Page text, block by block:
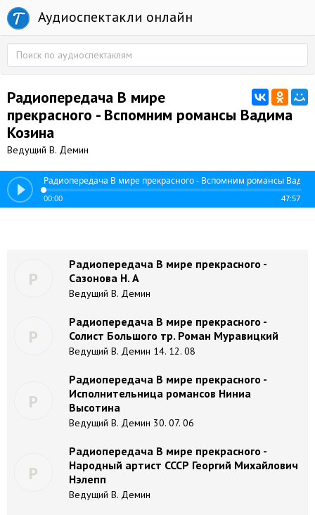
Аудиоспектакли онлайн
Радиопередача В мире
прекрасного - Вспомним романсы Вадима
Козина
Ведущий В. Демин
Радиопередача В мире прекрасного - Вспомним романсы
00:00 47:57
Р
Радиопередача В мире прекрасного -
Сазонова Н. А
Ведущий В. Демин
Р
Радиопередача В мире прекрасного -
Солист Большого тр. Роман Муравицкий
Ведущий В. Демин 14. 12. 08
Р
Радиопередача В мире прекрасного -
Исполнительница романсов Ниниа
Высотина
Ведущий В. Демин 30. 07. 06
Р
Радиопередача В мире прекрасного -
Народный артист СССР Георгий Михайлович
Нэлепп
Ведущий В. Демин